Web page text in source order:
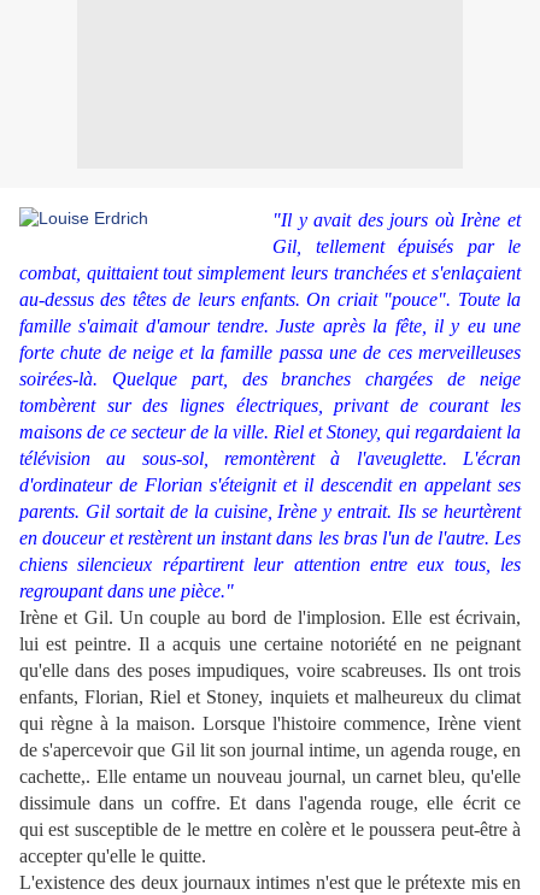
"Il y avait des jours où Irène et
Gil, tellement épuisés par le
combat, quittaient tout simplement leurs tranchées et s'enlaçaient
au-dessus des têtes de leurs enfants. On criait "pouce". Toute la
famille s'aimait d'amour tendre. Juste après la fête, il y eu une
forte chute de neige et la famille passa une de ces merveilleuses
soirées-là. Quelque part, des branches chargées de neige
tombèrent sur des lignes électriques, privant de courant les
maisons de ce secteur de la ville. Riel et Stoney, qui regardaient la
télévision au sous-sol, remontèrent à l'aveuglette. L'écran
d'ordinateur de Florian s'éteignit et il descendit en appelant ses
parents. Gil sortait de la cuisine, Irène y entrait. Ils se heurtèrent
en douceur et restèrent un instant dans les bras l'un de l'autre. Les
chiens silencieux répartirent leur attention entre eux tous, les
regroupant dans une pièce."
Irène et Gil. Un couple au bord de l'implosion. Elle est écrivain,
lui est peintre. Il a acquis une certaine notoriété en ne peignant
qu'elle dans des poses impudiques, voire scabreuses. Ils ont trois
enfants, Florian, Riel et Stoney, inquiets et malheureux du climat
qui règne à la maison. Lorsque l'histoire commence, Irène vient
de s'apercevoir que Gil lit son journal intime, un agenda rouge, en
cachette,. Elle entame un nouveau journal, un carnet bleu, qu'elle
dissimule dans un coffre. Et dans l'agenda rouge, elle écrit ce
qui est susceptible de le mettre en colère et le poussera peut-être à
accepter qu'elle le quitte.
L'existence des deux journaux intimes n'est que le prétexte mis en